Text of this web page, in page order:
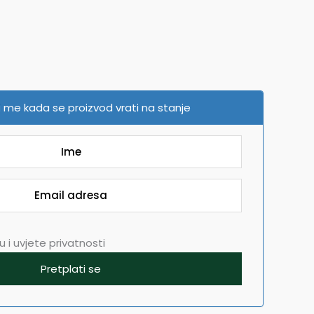
me kada se proizvod vrati na stanje
i uvjete privatnosti